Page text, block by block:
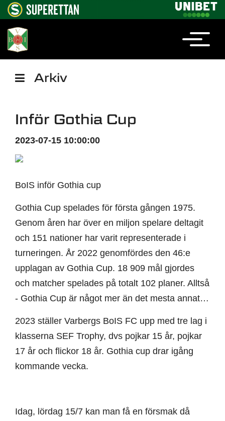
Arkiv
Inför Gothia Cup
2023-07-15 10:00:00
BoIS inför Gothia cup
Gothia Cup spelades för första gången 1975.
Genom åren har över en miljon spelare deltagit
och 151 nationer har varit representerade i
turneringen. År 2022 genomfördes den 46:e
upplagan av Gothia Cup. 18 909 mål gjordes
och matcher spelades på totalt 102 planer. Alltså
- Gothia Cup är något mer än det mesta annat…
2023 ställer Varbergs BoIS FC upp med tre lag i
klasserna SEF Trophy, dvs pojkar 15 år, pojkar
17 år och flickor 18 år. Gothia cup drar igång
kommande vecka.
Idag, lördag 15/7 kan man få en försmak då